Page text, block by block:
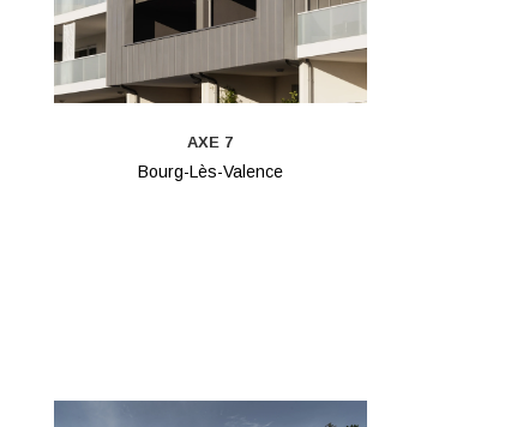
AXE 7
Bourg-Lès-Valence